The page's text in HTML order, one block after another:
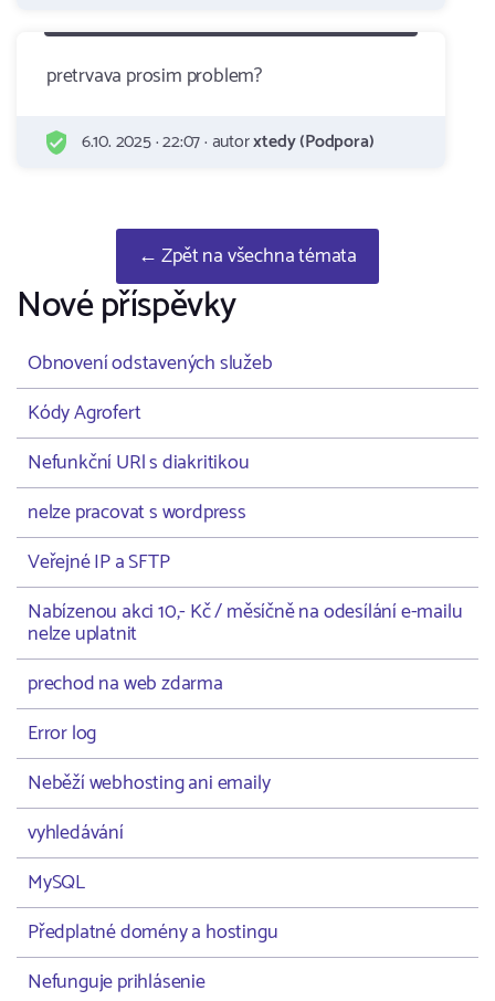
pretrvava prosim problem?
6.10. 2025 · 22:07 · autorxtedy (Podpora)
← Zpět na všechna témata
Nové příspěvky
Obnovení odstavených služeb
Kódy Agrofert
Nefunkční URl s diakritikou
nelze pracovat s wordpress
Veřejné IP a SFTP
Nabízenou akci 10,- Kč / měsíčně na odesílání e-mailu
nelze uplatnit
prechod na web zdarma
Error log
Neběží webhosting ani emaily
vyhledávání
MySQL
Předplatné domény a hostingu
Nefunguje prihlásenie